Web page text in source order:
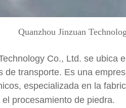
Quanzhou Jinzuan
Co., Ltd. se ubica
de transporte. Es una
especializada en la
procesamiento de piedra.